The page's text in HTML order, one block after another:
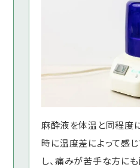
麻酔液を体温と同程度
時に温度差によって感
し、痛みが苦手な方に